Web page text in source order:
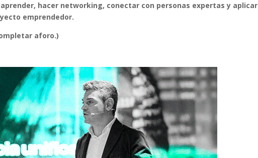
aprender, hacer networking, conectar con personas expertas y aplicar
emprendedor.
aforo.)